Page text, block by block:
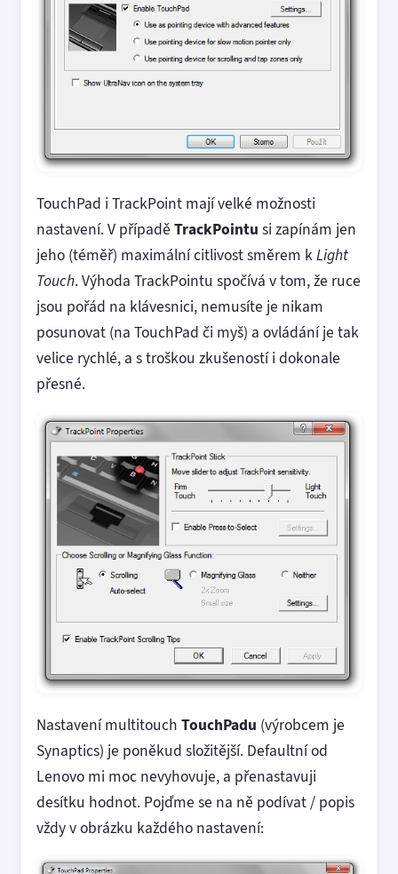
TouchPad i TrackPoint mají velké možnosti
nastavení. V případě TrackPointu si zapínám jen
jeho (téměř) maximální citlivost směrem kLight
Touch. Výhoda TrackPointu spočívá v tom, že ruce
jsou pořád na klávesnici, nemusíte je nikam
posunovat (na TouchPad či myš) a ovládání je tak
velice rychlé, a s troškou zkušeností i dokonale
přesné.
Nastavení multitouch TouchPadu (výrobcem je
Synaptics) je poněkud složitější. Defaultní od
Lenovo mi moc nevyhovuje, a přenastavuji
desítku hodnot. Pojďme se na ně podívat / popis
vždy v obrázku každého nastavení: